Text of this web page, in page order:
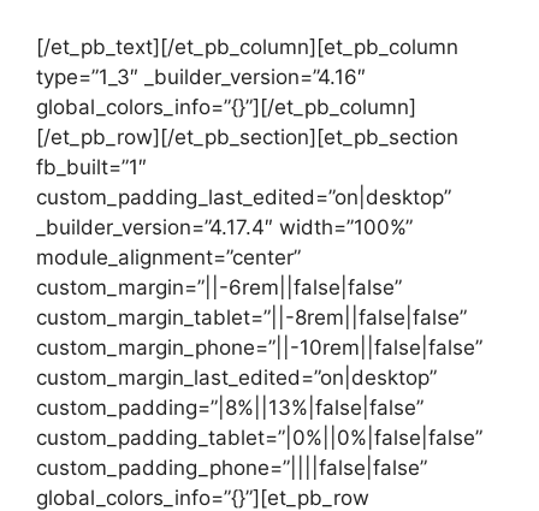
[/et_pb_text][/et_pb_column][et_pb_column
type=”1_3″ _builder_version=”4.16″
global_colors_info=”{}”][/et_pb_column]
[/et_pb_row][/et_pb_section][et_pb_section
fb_built=”1″
custom_padding_last_edited=”on|desktop”
_builder_version=”4.17.4″ width=”100%”
module_alignment=”center”
custom_margin=”||-6rem||false|false”
custom_margin_tablet=”||-8rem||false|false”
custom_margin_phone=”||-10rem||false|false”
custom_margin_last_edited=”on|desktop”
custom_padding=”|8%||13%|false|false”
custom_padding_tablet=”|0%||0%|false|false”
custom_padding_phone=”||||false|false”
global_colors_info=”{}”][et_pb_row